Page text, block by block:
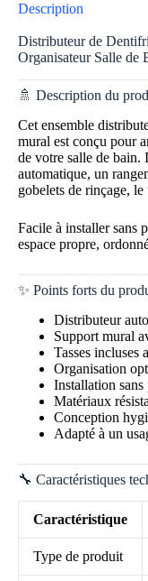
Description
Distributeur de
Organisateur Salle
🚿 Description du
Cet ensemble
mural est conçu pour
de votre salle de bain.
automatique, un
gobelets de rinçage,
Facile à installer sans
espace propre,
✨ Points forts du
Distributeur
Support mural
Tasses incluses
Organisation
Installation sans
Matériaux
Conception
Adapté à un
🔧 Caractéristiques
Caractéristique
Type de produit